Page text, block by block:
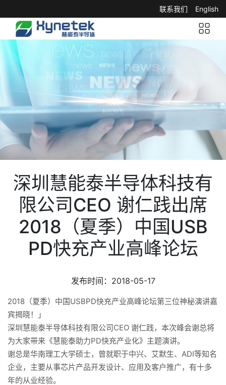
联系我们 English
深圳慧能泰半导体科技有
限公司CEO 谢仁践出席
2018（夏季）中国USB
PD快充产业高峰论坛
发布时间：2018-05-17
2018 （夏季）中国USBPD快充产业高峰论坛第三位神秘演讲嘉
宾揭晓！」
深圳慧能泰半导体科技有限公司 CEO 谢仁践，本次峰会谢总将
为大家带来《慧能泰助力PD快充产业化》主题演讲。
谢总是华南理工大学硕士，曾就职于中兴、艾默生、 ADI等知名
企业，主要从事芯片产品开发设计、应用及客户推广，有十多
年的从业经验。